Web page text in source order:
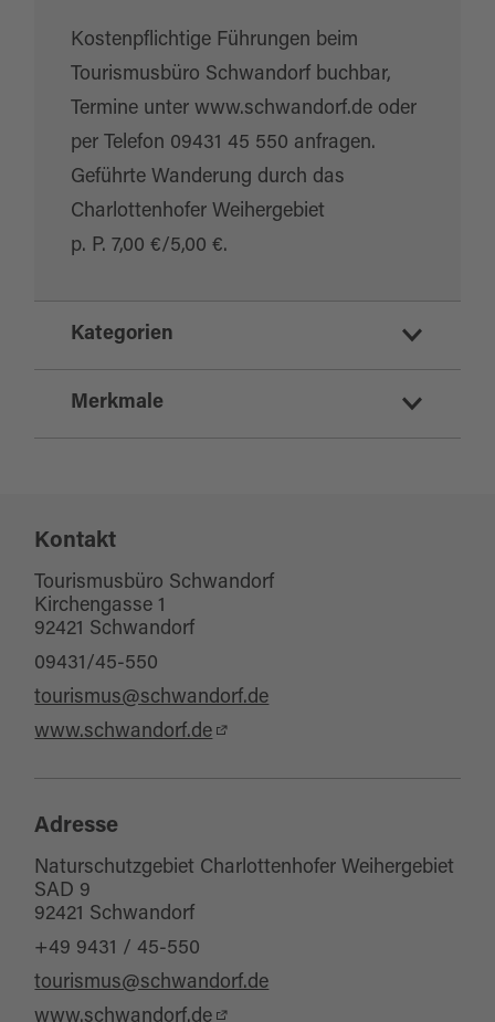
Kostenpflichtige Führungen beim
Tourismusbüro Schwandorf buchbar,
Termine unter www.schwandorf.de oder
per Telefon 09431 45 550 anfragen.
Geführte Wanderung durch das
Charlottenhofer Weihergebiet
p. P. 7,00 €/5,00 €.
Kategorien
Naturschutzgebiet
Geotop
Merkmale
Eignung
für Schulklassen
für Kinder (6-10 Jahre)
für Gruppen
für Familien
Kontakt
Tourismusbüro Schwandorf
Kirchengasse 1
92421 Schwandorf
09431/45-550
tourismus@schwandorf.de
www.schwandorf.de
Adresse
Naturschutzgebiet Charlottenhofer Weihergebiet
SAD 9
92421 Schwandorf
+49 9431 / 45-550
tourismus@schwandorf.de
www.schwandorf.de